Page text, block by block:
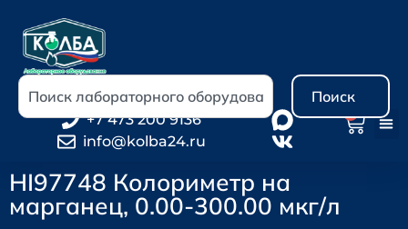
Поиск
+7 473 200 9136
info@kolba24.ru
HI97748 Колориметр на
марганец, 0.00-300.00 мкг/л